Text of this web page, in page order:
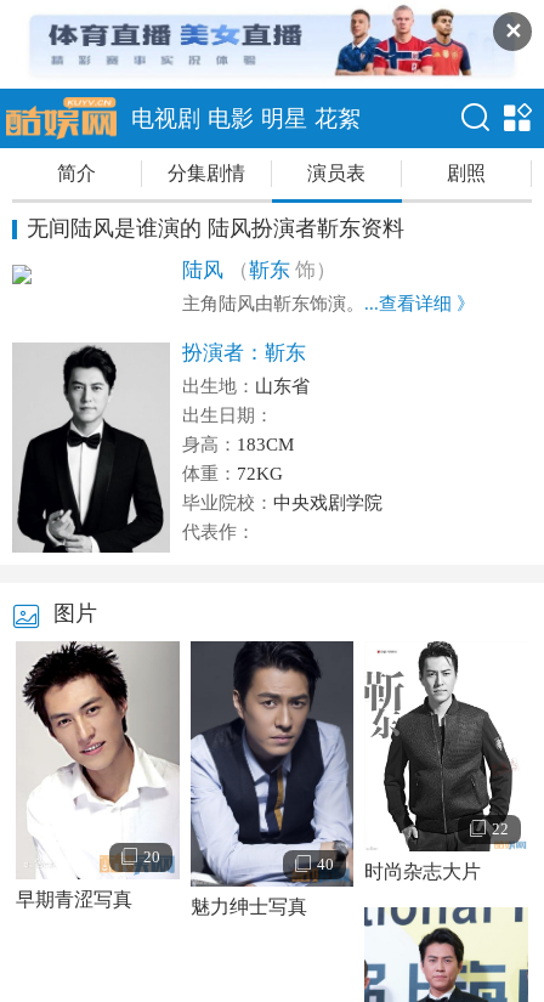
✕
电视剧 电影 明星 花絮
简介 分集剧情 演员表 剧照
无间陆风是谁演的 陆风扮演者靳东资料
陆风 （靳东 饰）
主角陆风由靳东饰演。 ...查看详细 》
扮演者： 靳东
出生地： 山东省
出生日期：
身高： 183CM
体重： 72KG
毕业院校： 中央戏剧学院
代表作：
图片
20
早期青涩写真
40
魅力绅士写真
22
时尚杂志大片